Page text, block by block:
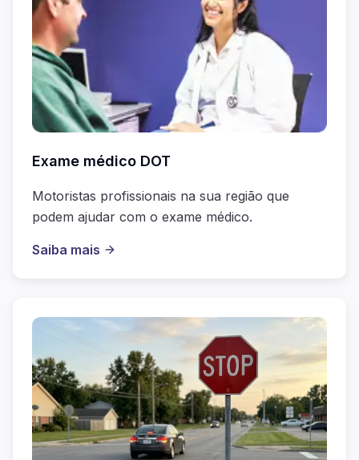
Exame médico DOT
Motoristas profissionais na sua região que
podem ajudar com o exame médico.
Saiba mais